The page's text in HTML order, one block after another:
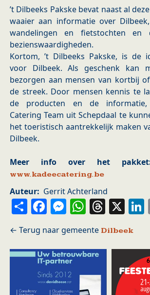
’t Dilbeeks Pakske bevat naast al
waaier aan informatie over
wandelingen en fietstochten en
bezienswaardigheden.
Kortom, ’t Dilbeeks Pakske, is de
voor Dilbeek. Als geschenk kan
bezorgen aan mensen van kortbij
de streek. Door mensen kennis te
de producten en de informatie,
Catering Team uit Schepdaal te
het toeristisch aantrekkelijk maken
Dilbeek.
Meer info over het pakket:
www.kadeecatering.be
Auteur Gerrit Achterland
ShareFacebook X
Dilbeek